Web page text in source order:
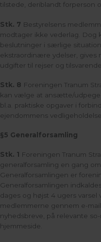
tilstede, deriblandt forperson
Stk. 7 Bestyrelsens
modtager ikke vederlag. Dog
beslutninger i særlige
ekstraordinære ydelser, gives
udgifter til rejser og
Stk. 8 Foreningen Tranum
kan vælge at ansætte/udpege
bl.a. praktiske opgaver i
ejendommens
§5 Generalforsamling
Stk. 1 Foreningen Tranum
generalforsamling en gang
Generalforsamlingen er
Generalforsamlingen
dages og højst 4 ugers varsel
medlemmerne gennem e-
nyhedsbreve, på relevante
hjemmeside.